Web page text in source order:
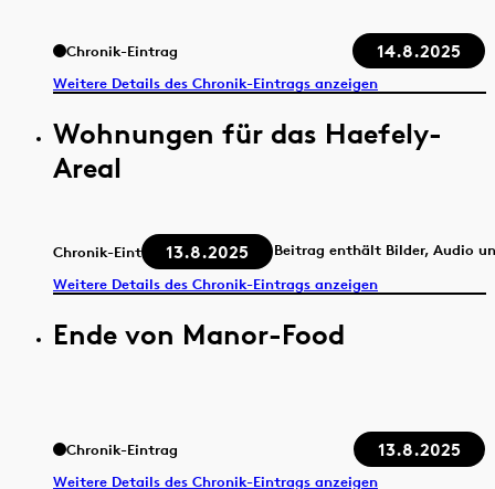
Chronik-Eintrag 14.8.2025
Weitere Details des Chronik-Eintrags anzeigen
Wohnungen für das Haefely-
Areal
Chronik-Eintrag 13.8.2025
Beitrag enthält Bilder, Audio
Weitere Details des Chronik-Eintrags anzeigen
Ende von Manor-Food
Chronik-Eintrag 13.8.2025
Weitere Details des Chronik-Eintrags anzeigen